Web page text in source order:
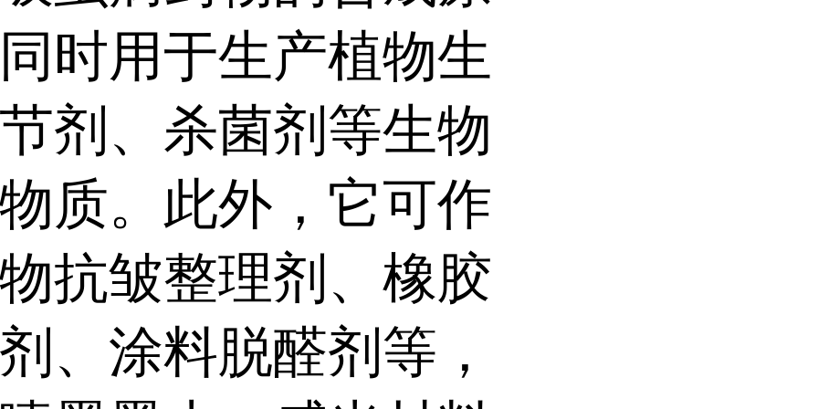
时用于生产植物生
剂、杀菌剂等生物
质。此外，它可作
抗皱整理剂、橡胶
、涂料脱醛剂等，